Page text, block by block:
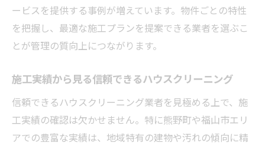
ービスを提供する事例が増えています。物件ごとの特性
を把握し、最適な施工プランを提案できる業者を選ぶこ
とが管理の質向上につながります。
施工実績から見る信頼できるハウスクリーニング
信頼できるハウスクリーニング業者を見極める上で、施
工実績の確認は欠かせません。特に熊野町や福山市エリ
アでの豊富な実績は、地域特有の建物や汚れの傾向に精